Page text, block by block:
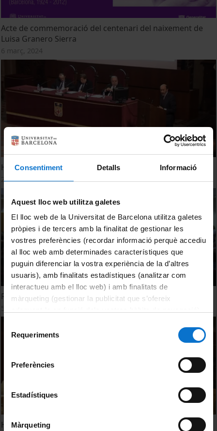
Consentiment Detalls Informació
Aquest lloc web utilitza galetes
El lloc web de la Universitat de Barcelona utilitza galetes
pròpies i de tercers amb la finalitat de gestionar les
vostres preferències (recordar informació perquè accediu
al lloc web amb determinades característiques que
puguin diferenciar la vostra experiència de la d’altres
usuaris), amb finalitats estadístiques (analitzar com
interactueu amb el lloc web) i amb finalitats de
màrqueting (gestionar la publicitat que s’ofereix
consultar laPolítica de galetes del lloc web de la
Requeriments
Preferències
Estadístiques
Màrqueting
Acte de commemoració del centenari del naixement de
Luisa Granero Sierra
6 març, 2024
Homenatge In Memoriam. Carmina Virgili
23 febrer, 2015
Resum de l'acte homenatge Xavier Triadó Subirana
Homenaje a Ramón Carnicer